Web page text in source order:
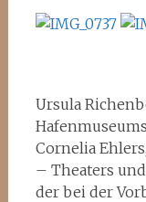
Ursula
Cornelia
– Theaters
der bei der